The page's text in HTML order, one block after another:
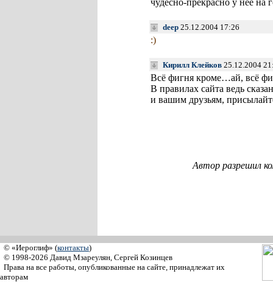
чудесно-прекрасно у нее на
deep 25.12.2004 17:26
:)
Кирилл Клейков 25.12.2004
Всё фигня кроме…ай, всё
В правилах сайта ведь
и вашим друзьям,
Автор разрешил
© «Иероглиф» (контакты)
© 1998-2026 Давид Мзареулян, Сергей Козинцев
Права на все работы, опубликованные на сайте, принадлежат их
авторам